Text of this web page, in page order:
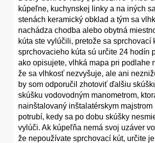
kúpeľne, kuchynskej linky a na iných
stenách keramický obklad a tým sa
nachádza chodba alebo obytná
kúta ste vylúčili, pretože sa
sprchovacieho kúta sú určite 24 hodín
ako opisujete, vlhká mapa pri podlahe
že sa vlhkosť nezvyšuje, ale ani
by som odporučil zhotoviť ďalšiu
skúšku vodovodným manometrom,
nainštalovaný inštalatérskym
potrubí, kedy sa po dobu skúšky
vylúči. Ak kúpeľňa nemá svoj uzáver
že nepoužívate sprchovací kút, určite